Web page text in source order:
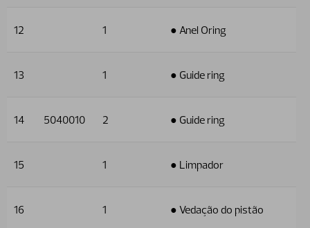
12 1 ● Anel Oring
13 1 ● Guide ring
14 5040010 2 ● Guide ring
15 1 ● Limpador
16 1 ● Vedação do pistão